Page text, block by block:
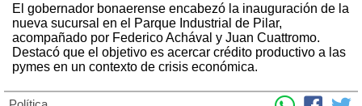
El gobernador bonaerense encabezó la inauguración de la
nueva sucursal en el Parque Industrial de Pilar,
acompañado por Federico Achával y Juan Cuattromo.
Destacó que el objetivo es acercar crédito productivo a las
pymes en un contexto de crisis económica.